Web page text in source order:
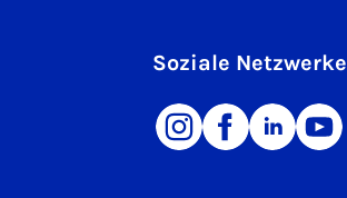
Soziale Netzwerke